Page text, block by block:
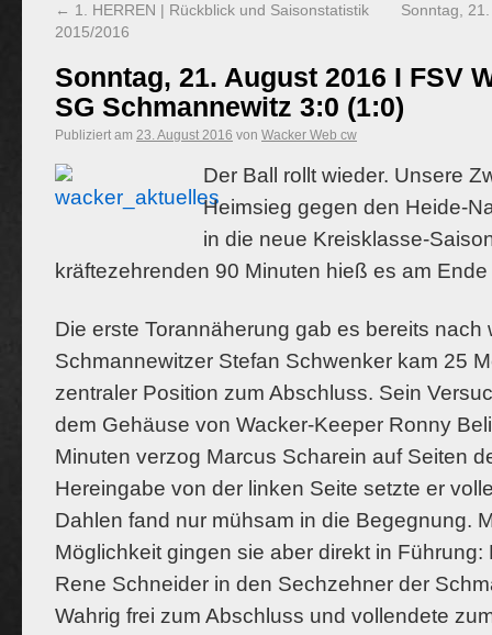
← 1. HERREN | Rückblick und Saisonstatistik
2015/2016
Sonntag,
Sonntag, 21. August 2016 I FSV
SG Schmannewitz 3:0 (1:0)
Publiziert am 23. August 2016 von Wacker Web cw
Der Ball rollt wieder. Unsere
Heimsieg gegen den Heide-
in die neue Kreisklasse-
kräftezehrenden 90 Minuten hieß es am
Die erste Torannäherung gab es bereits
Schmannewitzer Stefan Schwenker kam 25
zentraler Position zum Abschluss. Sein
dem Gehäuse von Wacker-Keeper Ronny
Minuten verzog Marcus Scharein auf Seiten
Hereingabe von der linken Seite setzte er
Dahlen fand nur mühsam in die Begegnung.
Möglichkeit gingen sie aber direkt in
Rene Schneider in den Sechzehner der
Wahrig frei zum Abschluss und vollendete